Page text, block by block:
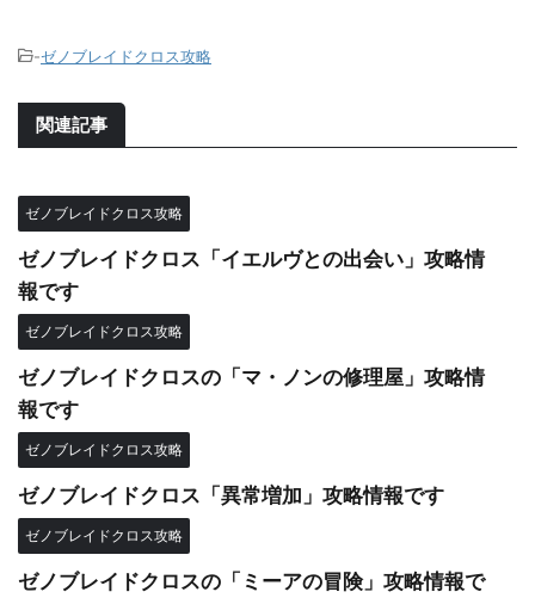
-ゼノブレイドクロス攻略
関連記事
ゼノブレイドクロス攻略
ゼノブレイドクロス「イエルヴとの出会い」攻略情
報です
ゼノブレイドクロス攻略
ゼノブレイドクロスの「マ・ノンの修理屋」攻略情
報です
ゼノブレイドクロス攻略
ゼノブレイドクロス「異常増加」攻略情報です
ゼノブレイドクロス攻略
ゼノブレイドクロスの「ミーアの冒険」攻略情報で